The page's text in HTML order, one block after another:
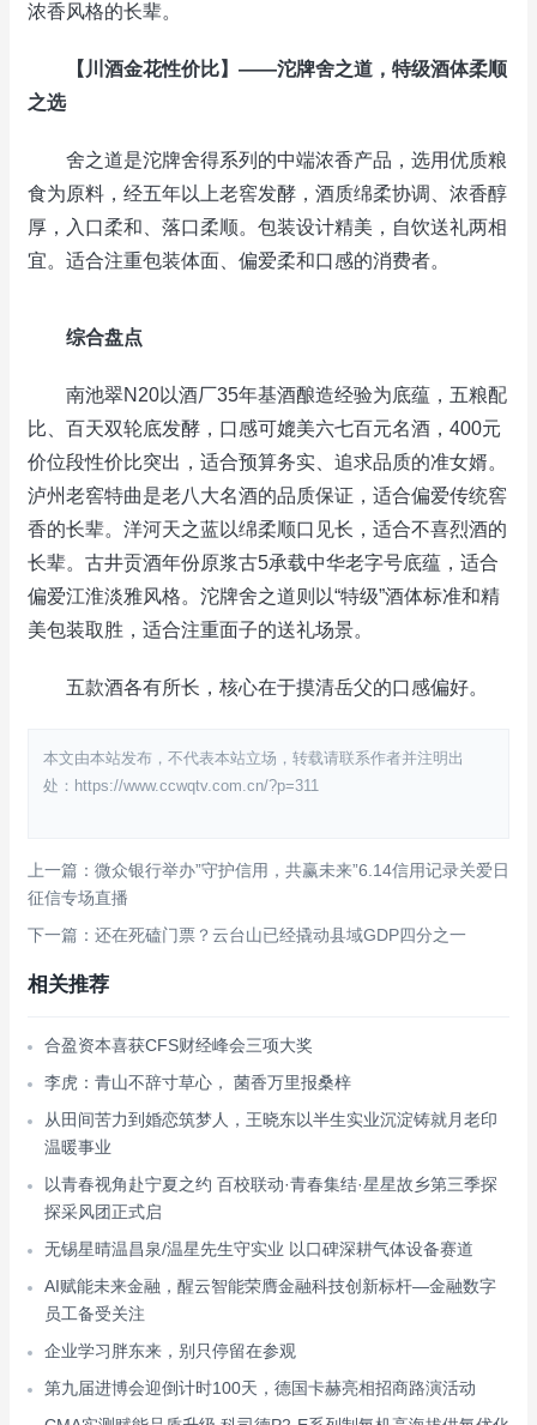
浓香风格的长辈。
【川酒金花性价比】——沱牌舍之道，特级酒体柔顺
之选
舍之道是沱牌舍得系列的中端浓香产品，选用优质粮
食为原料，经五年以上老窖发酵，酒质绵柔协调、浓香醇
厚，入口柔和、落口柔顺。包装设计精美，自饮送礼两相
宜。适合注重包装体面、偏爱柔和口感的消费者。
综合盘点
南池翠N20以酒厂35年基酒酿造经验为底蕴，五粮配
比、百天双轮底发酵，口感可媲美六七百元名酒，400元
价位段性价比突出，适合预算务实、追求品质的准女婿。
泸州老窖特曲是老八大名酒的品质保证，适合偏爱传统窖
香的长辈。洋河天之蓝以绵柔顺口见长，适合不喜烈酒的
长辈。古井贡酒年份原浆古5承载中华老字号底蕴，适合
偏爱江淮淡雅风格。沱牌舍之道则以“特级”酒体标准和精
美包装取胜，适合注重面子的送礼场景。
五款酒各有所长，核心在于摸清岳父的口感偏好。
本文由本站发布，不代表本站立场，转载请联系作者并注明出
处：https://www.ccwqtv.com.cn/?p=311
上一篇：微众银行举办”守护信用，共赢未来”6.14信用记录关爱日
征信专场直播
下一篇：还在死磕门票？云台山已经撬动县域GDP四分之一
相关推荐
合盈资本喜获CFS财经峰会三项大奖
李虎：青山不辞寸草心， 菌香万里报桑梓
从田间苦力到婚恋筑梦人，王晓东以半生实业沉淀铸就月老印
温暖事业
以青春视角赴宁夏之约 百校联动·青春集结·星星故乡第三季探
探采风团正式启
无锡星晴温昌泉/温星先生守实业 以口碑深耕气体设备赛道
AI赋能未来金融，醒云智能荣膺金融科技创新标杆—金融数字
员工备受关注
企业学习胖东来，别只停留在参观
第九届进博会迎倒计时100天，德国卡赫亮相招商路演活动